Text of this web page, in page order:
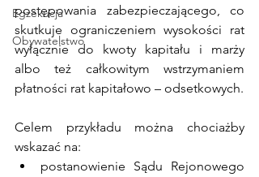
Egzekucja
Obywatelstwo
postępowania zabezpieczającego, co
skutkuje ograniczeniem wysokości rat
wyłącznie do kwoty kapitału i marży
albo też całkowitym wstrzymaniem
płatności rat kapitałowo – odsetkowych.
Celem przykładu można chociażby
wskazać na:
postanowienie Sądu Rejonowego